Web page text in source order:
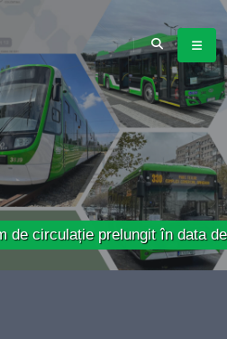
prelungit în data de